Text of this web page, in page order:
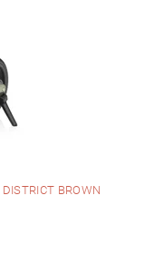
BROWN